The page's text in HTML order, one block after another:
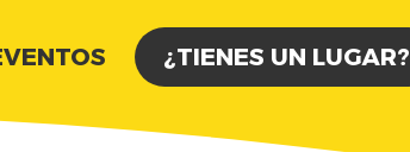
¿TIENES UN LUGAR?